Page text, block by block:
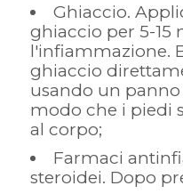
Ghiaccio.
ghiaccio per 5-15
l'infiammazione.
ghiaccio
usando un panno
modo che i piedi
al corpo;
Farmaci
steroidei. Dopo